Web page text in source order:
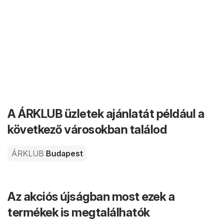
A ÁRKLUB üzletek ajánlatát például a
következő városokban találod
ÁRKLUB Budapest
Az akciós újságban most ezek a
termékek is megtalálhatók